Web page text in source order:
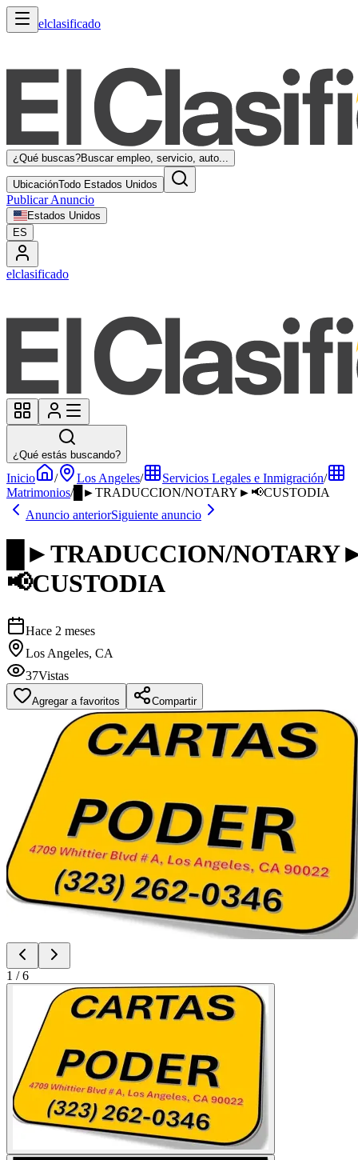
elclasificado
¿Qué buscas?Buscar empleo, servicio, auto...
UbicaciónTodo Estados Unidos
Publicar Anuncio
Estados Unidos
ES
elclasificado
¿Qué estás buscando?
Inicio / Los Angeles/ Servicios Legales e Inmigración/
Matrimonios/ █►TRADUCCION/NOTARY►📢CUSTODIA
Anuncio anteriorSiguiente anuncio
█►TRADUCCION/
📢CUSTODIA
Hace 2 meses
Los Angeles, CA
37Vistas
Agregar a favoritos Compartir
1 /6